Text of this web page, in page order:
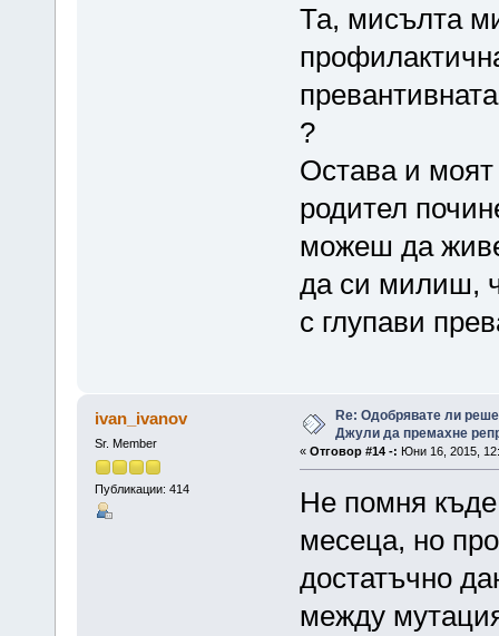
Та, мисълта
?
Остава и
родител
можеш да
да си милиш,
с глупави
ivan_ivanov
Sr. Member
Публикации: 414
Re: Одобрявате ли
Джули да премахне
« Отговор #14 -: Юни 16, 2015,
Не помня
месеца, но
достатъчно
между